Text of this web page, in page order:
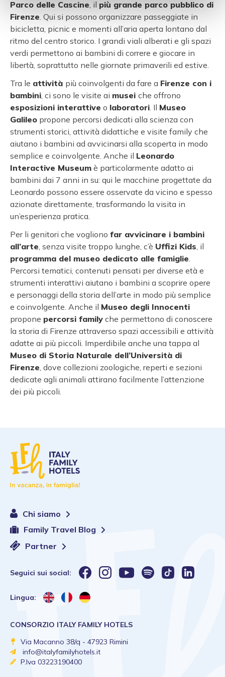
Parco delle Cascine, il più grande parco pubblico di
Firenze. Qui si possono organizzare passeggiate in
bicicletta, picnic e momenti all’aria aperta lontano dal
ritmo del centro storico. I grandi viali alberati e gli spazi
verdi permettono ai bambini di correre e giocare in
libertà, soprattutto nelle giornate primaverili ed estive.
Tra le attività più coinvolgenti da fare a Firenze con i
bambini, ci sono le visite ai musei che offrono
esposizioni interattive o laboratori. Il Museo
Galileo propone percorsi dedicati alla scienza con
strumenti storici, attività didattiche e visite family che
aiutano i bambini ad avvicinarsi alla scoperta in modo
semplice e coinvolgente. Anche il Leonardo
Interactive Museum è particolarmente adatto ai
bambini dai 7 anni in su: qui le macchine progettate da
Leonardo possono essere osservate da vicino e spesso
azionate direttamente, trasformando la visita in
un’esperienza pratica.
Per li genitori che vogliono far avvicinare i bambini
all’arte, senza visite troppo lunghe, c’è Uffizi Kids, il
programma del museo dedicato alle famiglie.
Percorsi tematici, contenuti pensati per diverse età e
strumenti interattivi aiutano i bambini a scoprire opere
e personaggi della storia dell’arte in modo più semplice
e coinvolgente. Anche il Museo degli Innocenti
propone percorsi family che permettono di conoscere
la storia di Firenze attraverso spazi accessibili e attività
adatte ai più piccoli. Imperdibile anche una tappa al
Museo di Storia Naturale dell’Università di
Firenze, dove collezioni zoologiche, reperti e sezioni
dedicate agli animali attirano facilmente l’attenzione
dei più piccoli.
Chi siamo
Family Travel Blog
Partner
Seguici sui social:
Lingua:
CONSORZIO ITALY FAMILY HOTELS
Via Macanno 38/q - 47923 Rimini
info@italyfamilyhotels.it
P.Iva 03223190400